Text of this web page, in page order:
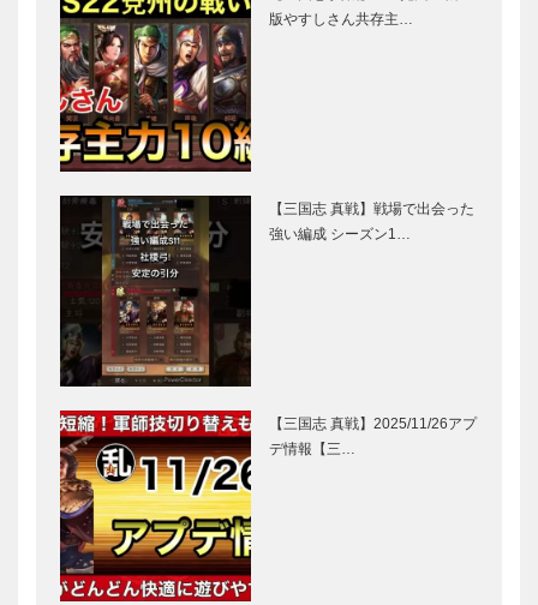
版やすしさん共存主…
【三国志 真戦】戦場で出会った
強い編成 シーズン1…
【三国志 真戦】2025/11/26アプ
デ情報【三…